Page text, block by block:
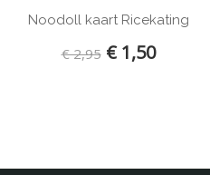
Mundo Melocoton
Ontwerpstudio 365
Noodoll kaart Ricekating
€ 2,95€ 1,50